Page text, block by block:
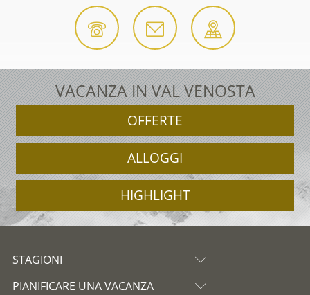
VACANZA IN VAL VENOSTA
OFFERTE
ALLOGGI
HIGHLIGHT
STAGIONI
PIANIFICARE UNA VACANZA